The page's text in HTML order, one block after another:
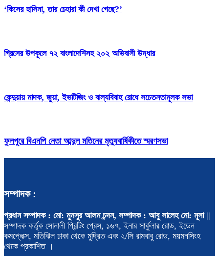
‘কিসের হাসিনা, তার চেহারা কী দেখা গেছে?’
গ্রিসের উপকূলে ৭২ বাংলাদেশিসহ ২০২ অভিবাসী উদ্ধার
কেন্দুয়ায় মাদক, জুয়া, ইভটিজিং ও বাল্যবিবাহ রোধে সচেতনতামূলক সভা
ফুলপুরে বিএনপি নেতা আব্দুল মতিনের মৃত্যুবার্ষিকীতে স্মরণসভা
সম্পাদক :
প্রধান সম্পাদক : মো: মুনসুর আলম চন্দন, সম্পাদক : আবু সালেহ মো: মূসা||
সম্পাদক কর্তৃক সোনালী প্রিন্টিং প্রেস, ১৬৭, ইনার সার্কুলার রোড, ইডেন
কমপ্লেক্স, মতিঝিল ঢাকা থেকে মুদ্রিত এবং ২/সি রামবাবু রোড, ময়মনসিংহ
থেকে প্রকাশিত ।